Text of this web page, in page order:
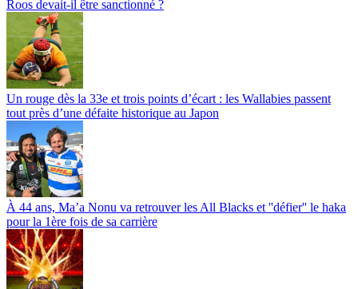
Roos devait-il être sanctionné ?
Un rouge dès la 33e et trois points d’écart : les Wallabies passent
tout près d’une défaite historique au Japon
À 44 ans, Ma’a Nonu va retrouver les All Blacks et ''défier'' le haka
pour la 1ère fois de sa carrière